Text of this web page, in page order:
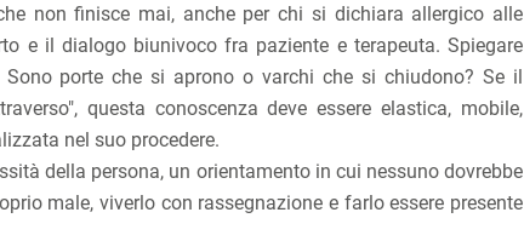
non finisce mai, anche per chi si dichiara allergico alle
e il dialogo biunivoco fra paziente e terapeuta. Spiegare
porte che si aprono o varchi che si chiudono? Se il
questa conoscenza deve essere elastica, mobile,
nel suo procedere.
della persona, un orientamento in cui nessuno dovrebbe
male, viverlo con rassegnazione e farlo essere presente